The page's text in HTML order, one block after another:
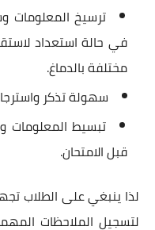
ترسيخ المعلومات
في حالة استعداد
مختلفة بالدماغ.
سهولة تذكر
تبسيط المعلومات
قبل الامتحان.
لذا ينبغي على الطلاب
لتسجيل الملاحظات